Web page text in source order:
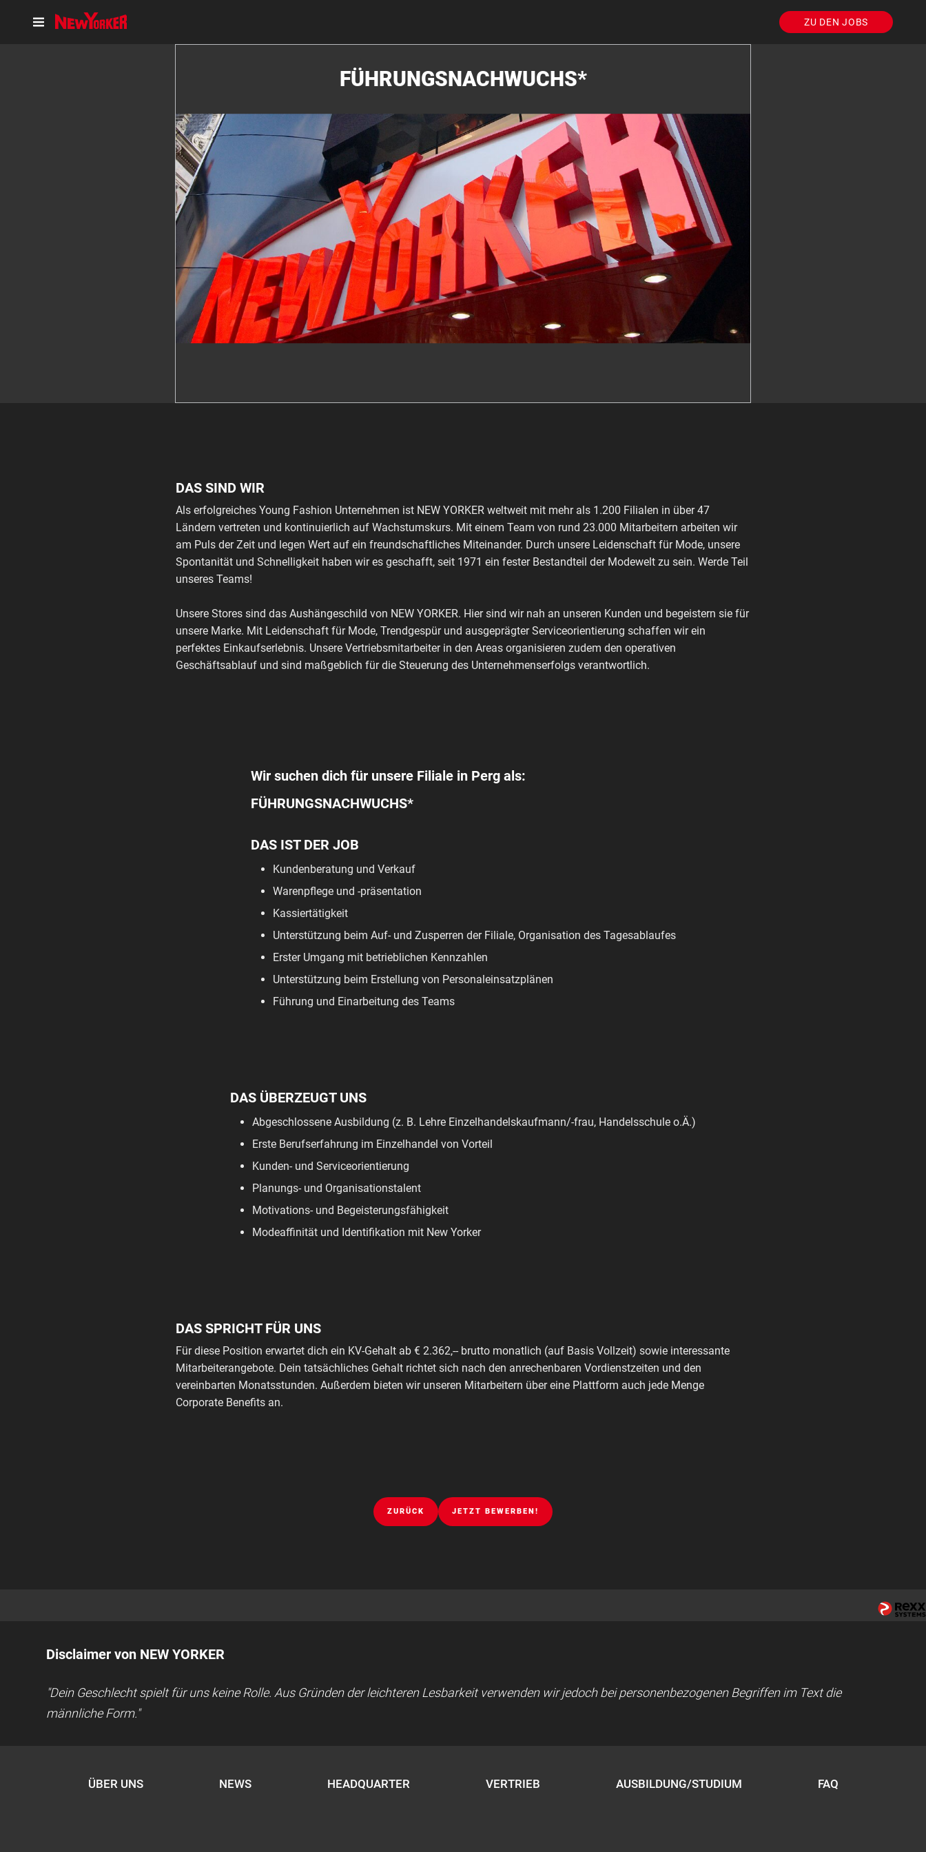
ZU DEN JOBS
FÜHRUNGSNACHWUCHS*
DAS SIND WIR
Als erfolgreiches Young Fashion Unternehmen ist NEW YORKER weltweit mit mehr als 1.200 Filialen in über 47
Ländern vertreten und kontinuierlich auf Wachstumskurs. Mit einem Team von rund 23.000 Mitarbeitern arbeiten wir
am Puls der Zeit und legen Wert auf ein freundschaftliches Miteinander. Durch unsere Leidenschaft für Mode, unsere
Spontanität und Schnelligkeit haben wir es geschafft, seit 1971 ein fester Bestandteil der Modewelt zu sein. Werde Teil
unseres Teams!
Unsere Stores sind das Aushängeschild von NEW YORKER. Hier sind wir nah an unseren Kunden und begeistern sie für
unsere Marke. Mit Leidenschaft für Mode, Trendgespür und ausgeprägter Serviceorientierung schaffen wir ein
perfektes Einkaufserlebnis. Unsere Vertriebsmitarbeiter in den Areas organisieren zudem den operativen
Geschäftsablauf und sind maßgeblich für die Steuerung des Unternehmenserfolgs verantwortlich.
Wir suchen dich für unsere Filiale in Perg als:
FÜHRUNGSNACHWUCHS*
DAS IST DER JOB
Kundenberatung und Verkauf
Warenpflege und -präsentation
Kassiertätigkeit
Unterstützung beim Auf- und Zusperren der Filiale, Organisation des Tagesablaufes
Erster Umgang mit betrieblichen Kennzahlen
Unterstützung beim Erstellung von Personaleinsatzplänen
Führung und Einarbeitung des Teams
DAS ÜBERZEUGT UNS
Abgeschlossene Ausbildung (z. B. Lehre Einzelhandelskaufmann/-frau, Handelsschule o.Ä.)
Erste Berufserfahrung im Einzelhandel von Vorteil
Kunden- und Serviceorientierung
Planungs- und Organisationstalent
Motivations- und Begeisterungsfähigkeit
Modeaffinität und Identifikation mit New Yorker
DAS SPRICHT FÜR UNS
Für diese Position erwartet dich ein KV-Gehalt ab € 2.362,-- brutto monatlich (auf Basis Vollzeit) sowie interessante
Mitarbeiterangebote. Dein tatsächliches Gehalt richtet sich nach den anrechenbaren Vordienstzeiten und den
vereinbarten Monatsstunden. Außerdem bieten wir unseren Mitarbeitern über eine Plattform auch jede Menge
Corporate Benefits an.
ZURÜCK JETZT BEWERBEN!
Disclaimer von NEW YORKER
"Dein Geschlecht spielt für uns keine Rolle. Aus Gründen der leichteren Lesbarkeit verwenden wir jedoch bei personenbezogenen Begriffen im Text die
männliche Form."
ÜBER UNS NEWS HEADQUARTER VERTRIEB AUSBILDUNG/STUDIUM FAQ